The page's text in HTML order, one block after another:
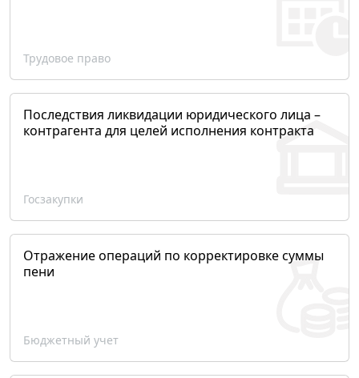
Трудовое право
Последствия ликвидации юридического лица –
контрагента для целей исполнения контракта
Госзакупки
Отражение операций по корректировке суммы
пени
Бюджетный учет